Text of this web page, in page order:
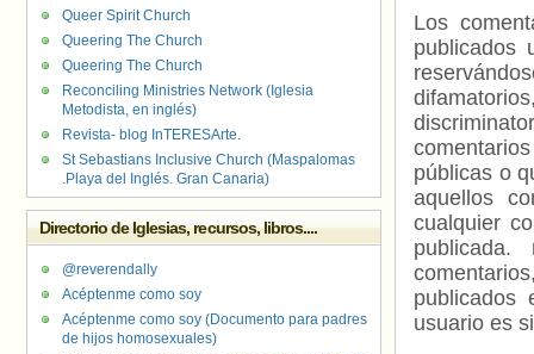
Los
publicados
públicas o
aquellos
cualquier
usuario es
Queer Spirit Church
Queering The Church
Queering The Church
Reconciling Ministries Network (Iglesia
Metodista, en inglés)
Revista- blog InTERESArte.
St Sebastians Inclusive Church (Maspalomas
.Playa del Inglés. Gran Canaria)
Directorio de Iglesias, recursos, libros....
@reverendally
Acéptenme como soy
Acéptenme como soy (Documento para padres
de hijos homosexuales)